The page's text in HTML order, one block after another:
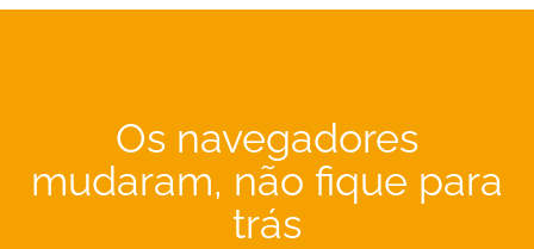
Os navegadores
mudaram, não fique para
trás